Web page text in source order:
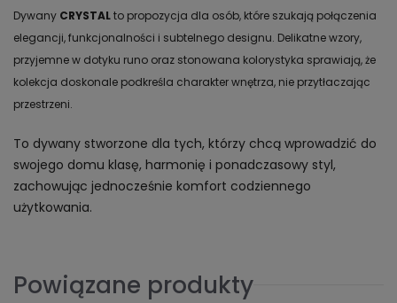
Dywany CRYSTALto propozycja dla osób, które szukają połączenia
elegancji, funkcjonalności i subtelnego designu. Delikatne wzory,
przyjemne w dotyku runo oraz stonowana kolorystyka sprawiają, że
kolekcja doskonale podkreśla charakter wnętrza, nie przytłaczając
przestrzeni.
To dywany stworzone dla tych, którzy chcą wprowadzić do
swojego domu klasę, harmonię i ponadczasowy styl,
zachowując jednocześnie komfort codziennego
użytkowania.
Powiązane produkty